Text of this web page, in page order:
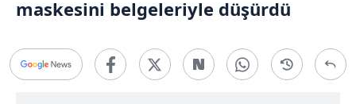
maskesini belgeleriyle düşürdü